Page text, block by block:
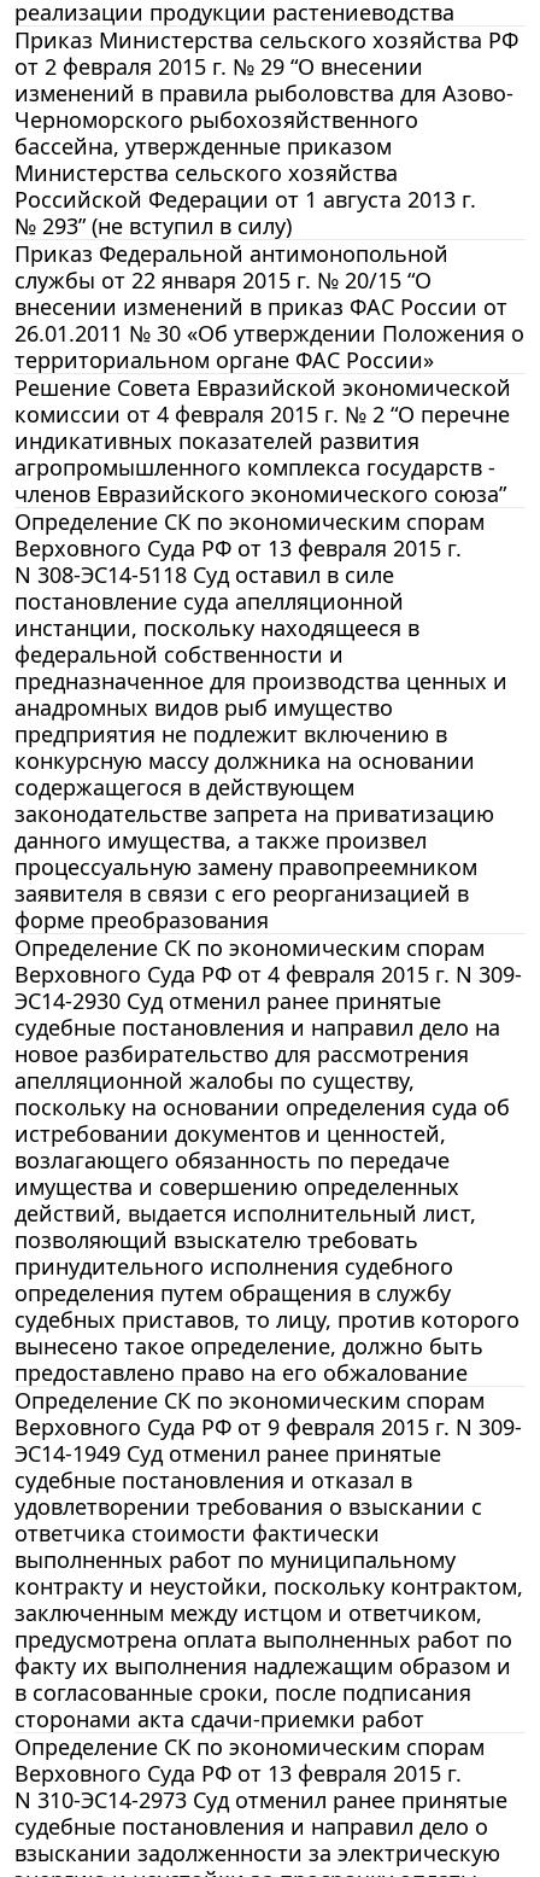
реализации продукции растениеводства
Приказ Министерства сельского хозяйства РФ
от 2 февраля 2015 г. № 29 “О внесении
изменений в правила рыболовства для Азово-
Черноморского рыбохозяйственного
бассейна, утвержденные приказом
Министерства сельского хозяйства
Российской Федерации от 1 августа 2013 г.
№ 293” (не вступил в силу)
Приказ Федеральной антимонопольной
службы от 22 января 2015 г. № 20/15 “О
внесении изменений в приказ ФАС России от
26.01.2011 № 30 «Об утверждении Положения о
территориальном органе ФАС России»
Решение Совета Евразийской экономической
комиссии от 4 февраля 2015 г. № 2 “О перечне
индикативных показателей развития
агропромышленного комплекса государств -
членов Евразийского экономического союза”
Определение СК по экономическим спорам
Верховного Суда РФ от 13 февраля 2015 г.
N 308-ЭС14-5118 Суд оставил в силе
постановление суда апелляционной
инстанции, поскольку находящееся в
федеральной собственности и
предназначенное для производства ценных и
анадромных видов рыб имущество
предприятия не подлежит включению в
конкурсную массу должника на основании
содержащегося в действующем
законодательстве запрета на приватизацию
данного имущества, а также произвел
процессуальную замену правопреемником
заявителя в связи с его реорганизацией в
форме преобразования
Определение СК по экономическим спорам
Верховного Суда РФ от 4 февраля 2015 г. N 309-
ЭС14-2930 Суд отменил ранее принятые
судебные постановления и направил дело на
новое разбирательство для рассмотрения
апелляционной жалобы по существу,
поскольку на основании определения суда об
истребовании документов и ценностей,
возлагающего обязанность по передаче
имущества и совершению определенных
действий, выдается исполнительный лист,
позволяющий взыскателю требовать
принудительного исполнения судебного
определения путем обращения в службу
судебных приставов, то лицу, против которого
вынесено такое определение, должно быть
предоставлено право на его обжалование
Определение СК по экономическим спорам
Верховного Суда РФ от 9 февраля 2015 г. N 309-
ЭС14-1949 Суд отменил ранее принятые
судебные постановления и отказал в
удовлетворении требования о взыскании с
ответчика стоимости фактически
выполненных работ по муниципальному
контракту и неустойки, поскольку контрактом,
заключенным между истцом и ответчиком,
предусмотрена оплата выполненных работ по
факту их выполнения надлежащим образом и
в согласованные сроки, после подписания
сторонами акта сдачи-приемки работ
Определение СК по экономическим спорам
Верховного Суда РФ от 13 февраля 2015 г.
N 310-ЭС14-2973 Суд отменил ранее принятые
судебные постановления и направил дело о
взыскании задолженности за электрическую